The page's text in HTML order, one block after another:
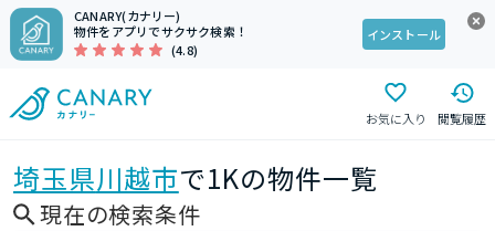
CANARY(カナリー)
物件をアプリでサクサク検索！
(4.8)
インストール
お気に入り 閲覧履歴
埼玉県川越市で1Kの物件一覧
現在の検索条件